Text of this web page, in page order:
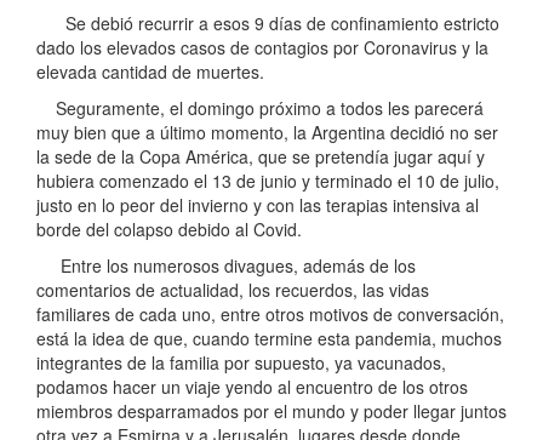
Se debió recurrir a esos 9 días de confinamiento estricto
dado los elevados casos de contagios por Coronavirus y la
elevada cantidad de muertes.
Seguramente, el domingo próximo a todos les parecerá
muy bien que a último momento, la Argentina decidió no ser
la sede de la Copa América, que se pretendía jugar aquí y
hubiera comenzado el 13 de junio y terminado el 10 de julio,
justo en lo peor del invierno y con las terapias intensiva al
borde del colapso debido al Covid.
Entre los numerosos divagues, además de los
comentarios de actualidad, los recuerdos, las vidas
familiares de cada uno, entre otros motivos de conversación,
está la idea de que, cuando termine esta pandemia, muchos
integrantes de la familia por supuesto, ya vacunados,
podamos hacer un viaje yendo al encuentro de los otros
miembros desparramados por el mundo y poder llegar juntos
otra vez a Esmirna y a Jerusalén, lugares desde donde